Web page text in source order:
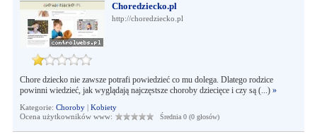
Choredziecko.pl
http://choredziecko.pl
Chore dziecko nie zawsze potrafi powiedzieć co mu dolega. Dlatego rodzice
powinni wiedzieć, jak wyglądają najczęstsze choroby dziecięce i czy są (...) »
Kategorie: Choroby| Kobiety
Ocena użytkowników www:
Średnia 0 (0 głosów)